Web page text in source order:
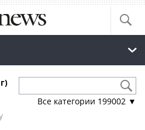
Все категории 199002 ▼